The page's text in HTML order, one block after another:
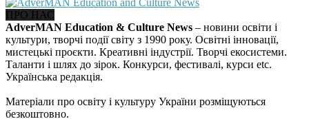
ПРО НАС
AdverMAN Education & Culture News – новини освіти і
культури, творчі події світу з 1990 року. Освітні інновації,
мистецькі проєкти. Креативні індустрії. Творчі екосистеми.
Таланти і шлях до зірок. Конкурси, фестивалі, курси etc.
Українська редакція.
Матеріали про освіту і культуру України розміщуються
безкоштовно.